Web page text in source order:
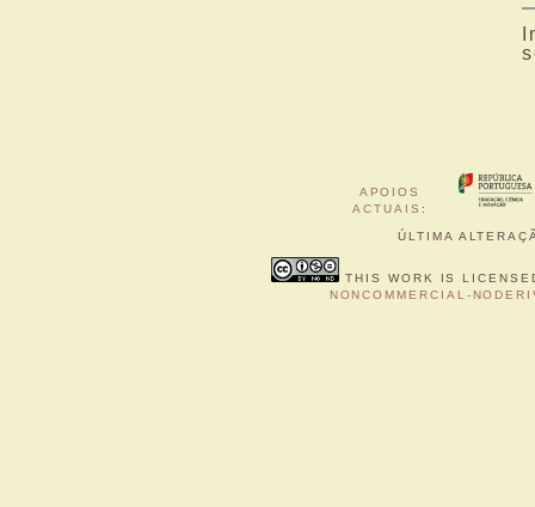
APOIOS
ACTUAIS :
ÚLTIMA
THIS WORK IS
NONCOMMERCIAL-